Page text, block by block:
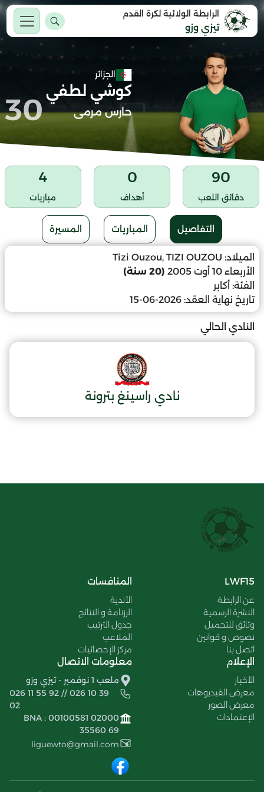
الرابطة الولائية لكرة القدم
تيزي وزو
الجزائر
كوشي لطفي
حارس مرمى 30
90
دقائق اللعب
0
أهداف
4
مباريات
التفاصيل المباريات المسيرة
الميلاد: Tizi Ouzou, TIZI OUZOU
الأربعاء 10 أوت 2005
(20 سنة)
الفئة: أكابر
تاريخ نهاية العقد: 2026-06-15
النادي الحالي
نادي راسينغ بترونة
LWF15
عن الرابطة
النشرة الرسمية
وثائق للتحميل
نصوص و قوانين
اتصل بنا
المنافسات
الأندية
الرزنامة و النتائج
جدول الترتيب
الملاعب
مركز الإحصائيات
الإعلام
الأخبار
معرض الفيديوهات
معرض الصور
الإعتمادات
معلومات الاتصال
ملعب 1 نوفمبر - تيزي وزو
026 11 55 92 // 026 10 39
02
BNA : 00100581 02000
35560 69
liguewto@gmail.com